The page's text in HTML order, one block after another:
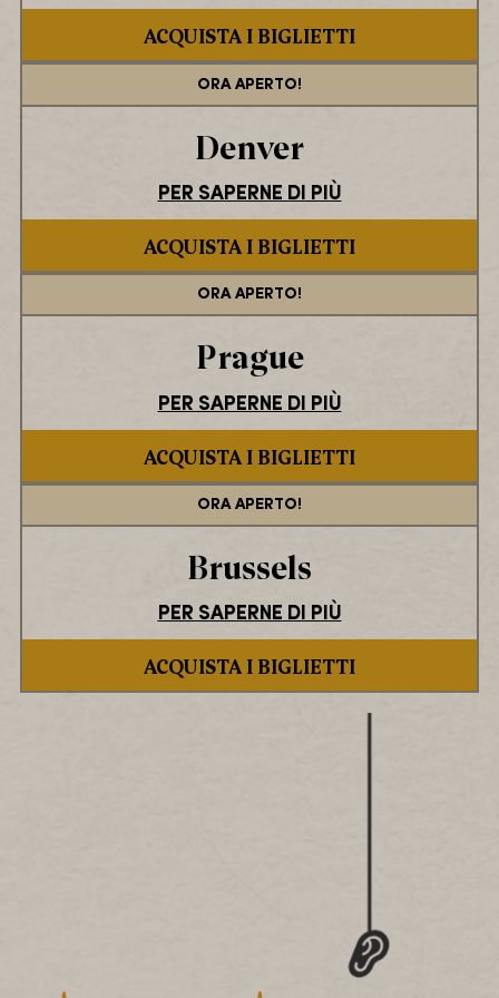
ACQUISTA I BIGLIETTI
ORA APERTO!
Denver
PER SAPERNE DI PIÙ
ACQUISTA I BIGLIETTI
ORA APERTO!
Prague
PER SAPERNE DI PIÙ
ACQUISTA I BIGLIETTI
ORA APERTO!
Brussels
PER SAPERNE DI PIÙ
ACQUISTA I BIGLIETTI